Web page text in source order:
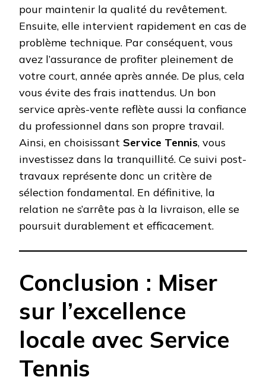
pour maintenir la qualité du revêtement.
Ensuite, elle intervient rapidement en cas de
problème technique. Par conséquent, vous
avez l’assurance de profiter pleinement de
votre court, année après année. De plus, cela
vous évite des frais inattendus. Un bon
service après-vente reflète aussi la confiance
du professionnel dans son propre travail.
Ainsi, en choisissant Service Tennis, vous
investissez dans la tranquillité. Ce suivi post-
travaux représente donc un critère de
sélection fondamental. En définitive, la
relation ne s’arrête pas à la livraison, elle se
poursuit durablement et efficacement.
Conclusion : Miser
sur l’excellence
locale avec Service
Tennis